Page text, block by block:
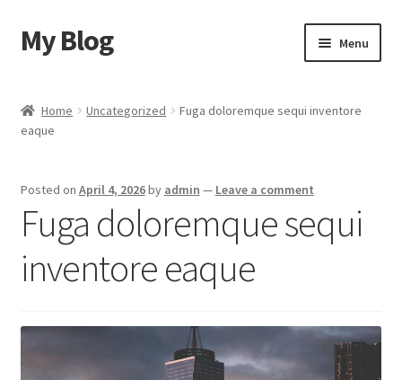
Skip
to
Skip
to
My Blog Menu
Cart
Checkout
My account
Sample Page
Shop
Home Uncategorized
Fuga doloremque sequi inventore
eaque
Posted on April 4, 2026by admin — Leave a comment
Fuga doloremque sequi
inventore eaque